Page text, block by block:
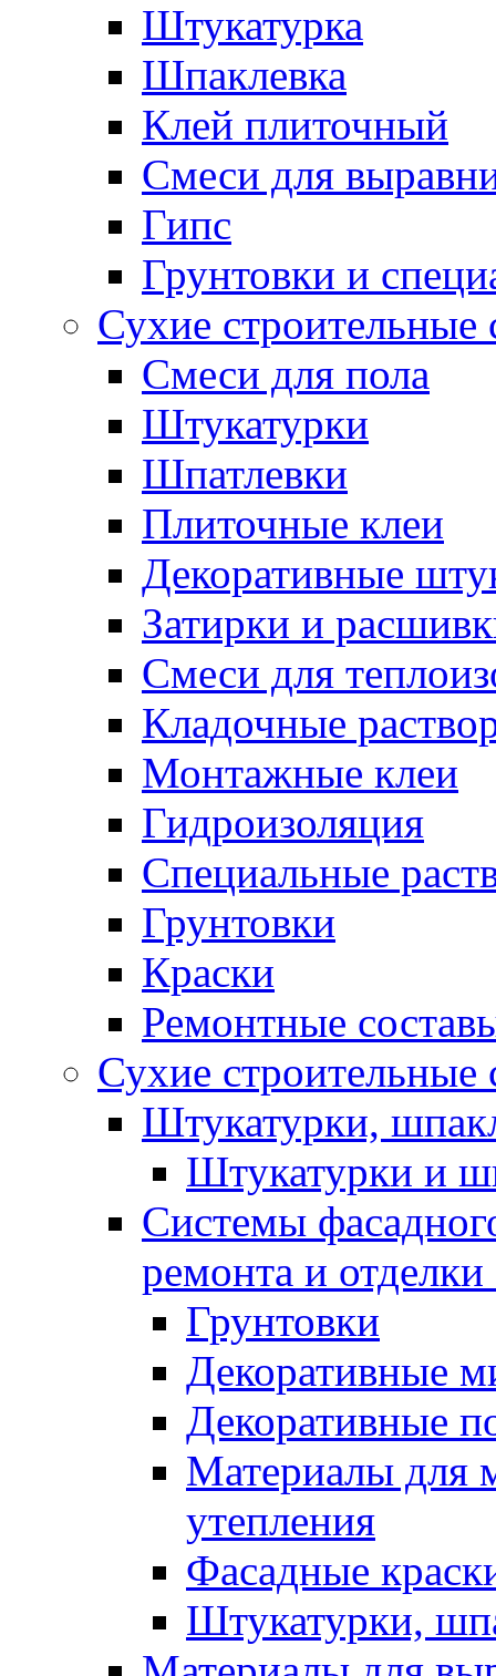
Штукатурка
Шпаклевка
Клей плиточный
Смеси для
Гипс
Грунтовки и
Сухие
Смеси для пола
Штукатурки
Шпатлевки
Плиточные клеи
Декоративные
Затирки и
Смеси для
Кладочные
Монтажные клеи
Гидроизоляция
Специальные
Грунтовки
Краски
Ремонтные
Сухие
Штукатурки,
Штукатурки и
Системы
ремонта и отделки
Грунтовки
Декоративные
Декоративные
Материалы для
утепления
Фасадные
Штукатурки,